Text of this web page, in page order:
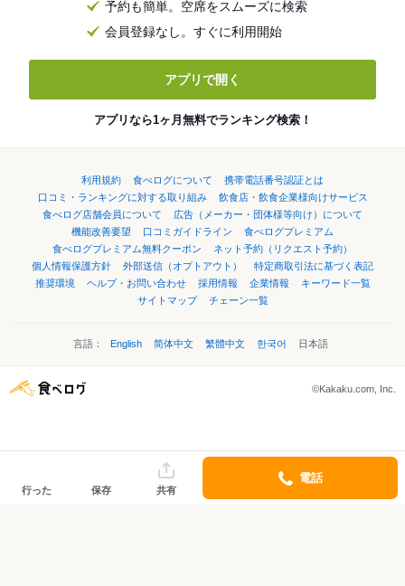
予約も簡単。空席をスムーズに検索
会員登録なし。すぐに利用開始
アプリで開く
アプリなら1ヶ月無料でランキング検索！
利用規約 食べログについて
携帯電話番号認証とは
口コミ・ランキングに対する取り組み
飲食店・飲食企業様向けサービス
食べログ店舗会員について
広告（メーカー・団体様等向け）について
機能改善要望
口コミガイドライン
食べログプレミアム
食べログプレミアム無料クーポン
ネット予約（リクエスト予約）
個人情報保護方針
外部送信（オプトアウト）
特定商取引法に基づく表記
推奨環境
ヘルプ・お問い合わせ 採用情報 企業情報
キーワード一覧
サイトマップ
チェーン一覧
言語： English 简体中文 繁體中文 한국어 日本語
©Kakaku.com, Inc.
行った 保存 共有
電話